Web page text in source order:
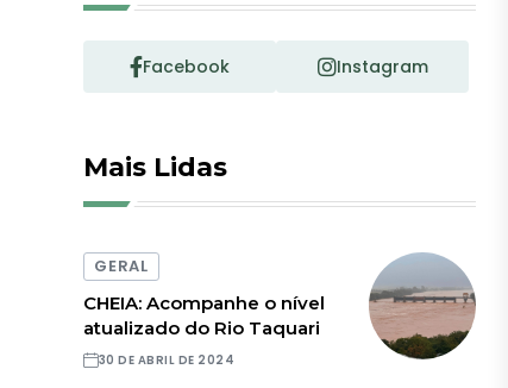
Facebook Instagram
Mais Lidas
GERAL
CHEIA: Acompanhe o nível
atualizado do Rio Taquari
30 DE ABRIL DE 2024